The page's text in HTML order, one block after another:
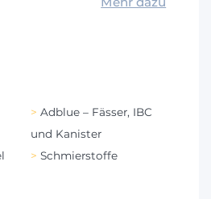
Adblue – Fässer, IBC
und Kanister
Schmierstoffe